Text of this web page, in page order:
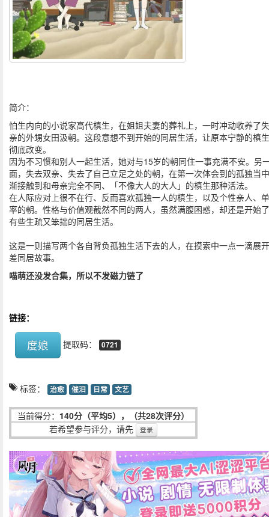
简介：
怕生内向的小说家高代槙生，在姐姐夫妻的葬礼上，一时冲动收养了
亲的外甥女田汲朝。这段意想不到开始的同居生活，让原本宁静的槙
彻底改变。
因为不习惯和别人一起生活，她对与15岁的朝同住一事充满不安。另
面，失去双亲、失去了自己立足之处的朝，在第一次体会到的孤独当
渐接触到和母亲完全不同、「不像大人的大人」的槙生那种活法。
在人际应对上很不在行、反而喜欢孤独一人的槙生，以及个性亲人、
率的朝。性格与价值观截然不同的两人，虽然满腹困惑，却还是开始
有些生疏又笨拙的同居生活。
这是一则描写两个各自背负孤独生活下去的人，在摸索中一点一滴展
差同居故事。
喵萌还没发合集，所以不发磁力链了
链接：
度娘 提取码： 0721
标签： 治愈 催泪 日常 文艺
当前得分： 140分（平均5），（共28次评分）
若希望参与评分，请先
登录